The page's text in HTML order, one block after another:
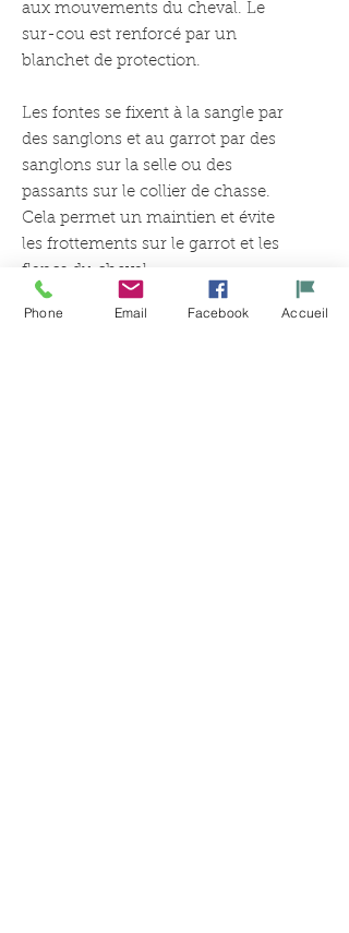
aux mouvements du cheval. Le
sur-cou est renforcé par un
blanchet de protection.
Les fontes se fixent à la sangle par
des sanglons et au garrot par des
sanglons sur la selle ou des
passants sur le collier de chasse.
Cela permet un maintien et évite
les frottements sur le garrot et les
flancs du cheval.
Produit sur commande, la date de
Phone Email Facebook Accueil